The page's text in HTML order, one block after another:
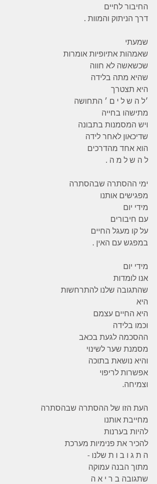
החיבור לחיים
דרך הניתוק והמוות .
שמעתי
שאמהות אתיופיות אומרות
שכשאשה לא חווה
שהיא מתה בלידה
היא תצטרך
׳ל ה ש ל י ם ׳ התחושה
מתישהו בחייה
ויש המסמנות בתבונה
שדיכאון לאחר לידה
הוא אחד מהדרכים
ל ה ש ל מ ה .
ימי ההסתרה שבהסתרה
מפגישים אותנו
מידי יום
עם חיבורים
על קו מעגל החיים
במפגש עם האין .
מידי יום
אנו לומדות
שהתגובה שלנו להתרחשות
היא
היא החיים עצמם
וכמו בלידה
ההסכמה לגעת בכאב
מסמנת שער לשינוי
והיא נושאת בתוכה
אפשרות לריפוי
וצמיחה.
העת הזו של ההסתרה שבהסתרה
מחייבת אותנו
להיות בערנות
להכיר את פנימיות מערכת
ה ת ג ו ב ו ת שלנו -
מתוך הבנה עמוקה
שתגובה ב ר י א ה